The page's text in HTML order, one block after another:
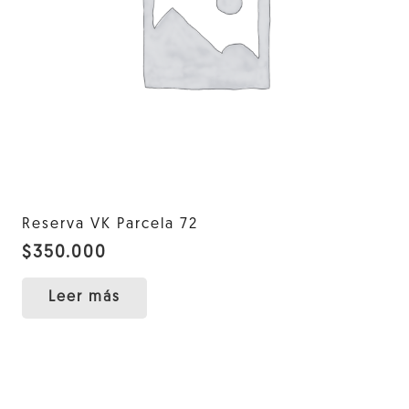
Reserva VK Parcela 72
$350.000
Leer más